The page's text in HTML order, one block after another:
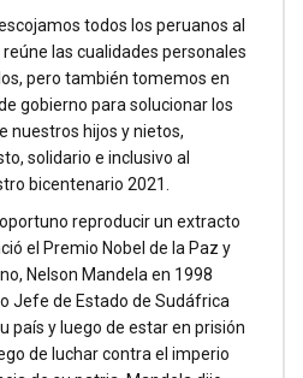
todos los peruanos al
las cualidades personales
pero también tomemos en
gobierno para solucionar los
nuestros hijos y nietos,
solidario e inclusivo al
bicentenario 2021.
reproducir un extracto
el Premio Nobel de la Paz y
Nelson Mandela en 1998
Jefe de Estado de Sudáfrica
país y luego de estar en prisión
de luchar contra el imperio